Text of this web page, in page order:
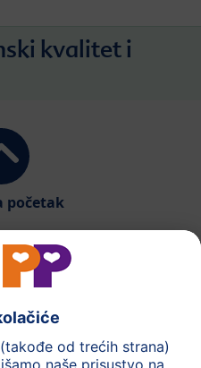
kvalitet i
početak
HiPP Hrana za bebe